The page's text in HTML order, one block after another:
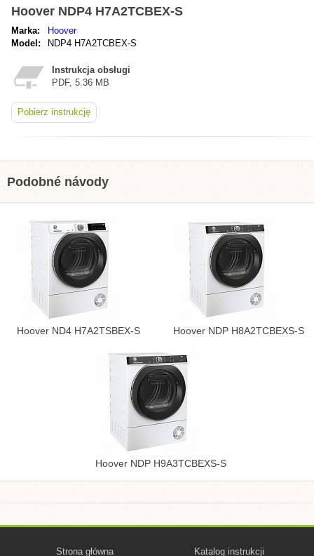
Hoover NDP4 H7A2TCBEX-S
Marka:
Hoover
Model:
NDP4 H7A2TCBEX-S
Instrukcja obsługi
PDF, 5.36 MB
Pobierz instrukcję
Podobné návody
Hoover ND4 H7A2TSBEX-S Hoover NDP H8A2TCBEXS-S
Hoover NDP H9A3TCBEXS-S
Strona główna Katalog instrukcji